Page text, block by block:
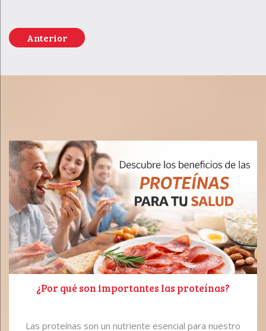
Anterior
¿Por qué son importantes las proteínas?
Las proteínas son un nutriente esencial para nuestro